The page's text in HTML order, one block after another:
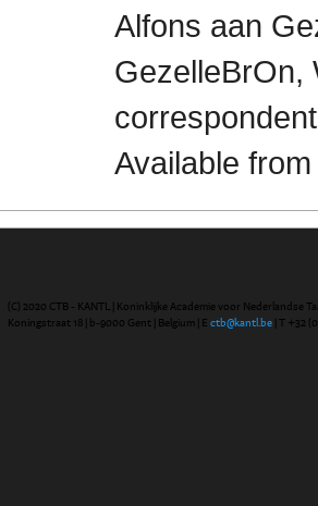
Alfons aan
GezelleBrOn,
Available
(C) 2020 CTB - KANTL | Koninklijke Academie voor Nederlandse
Koningstraat 18 | b-9000 Gent | Belgium | E ctb@kantl.be | T +32